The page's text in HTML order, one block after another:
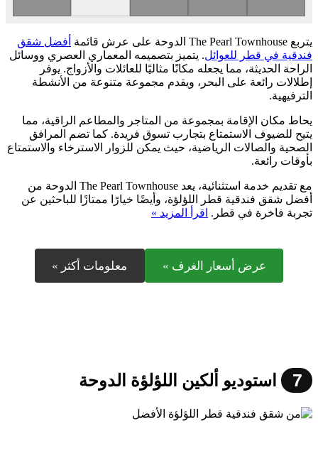
يتربع The Pearl Townhouse الدوحة على عرش قائمة
أفضل شقق
فندقية في قطر للعوائل. يتميز بتصميمه المعماري العصري ووسائل
الراحة الحديثة، مما يجعله مكانًا مثاليًا للعائلات والأزواج. يوفر
إطلالات رائعة على البحر، ويقدم مجموعة متنوعة من الأنشطة
الترفيهية.
يحاط مكان الإقامة بمجموعة من المتاجر والمطاعم الراقية، مما
يتيح للضيوف الاستمتاع بتجارب تسوق فريدة. كما تضم المرافق
الصحية والصالات الرياضية، حيث يمكن للزوار الاسترخاء والاستمتاع
بأوقات رائعة.
مع تقديم خدمة استثنائية، يعد The Pearl Townhouse الدوحة من
أفضل شقق فندقية قطر اللؤلؤة، وأيضًا خيارًا ممتازًا للباحثين عن
تجربة فاخرة في قطر. اقرأ المزيد »
عرض أسعار الغرف » معلومات أكثر »
7 استوديو ألكين اللؤلؤة الدوحة